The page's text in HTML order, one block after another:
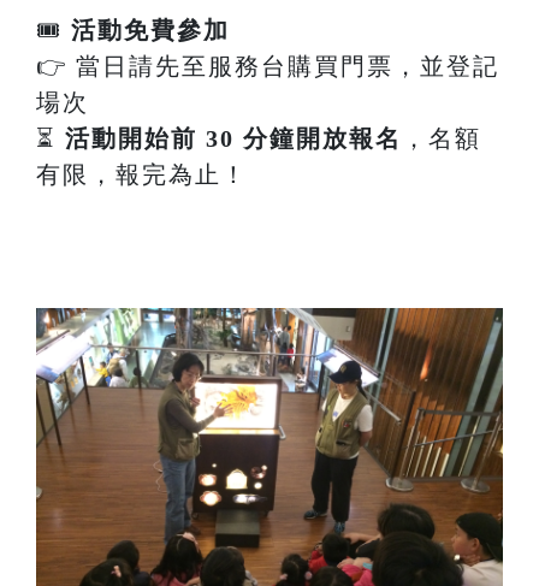
🎟 活動免費參加
👉 當日請先至服務台購買門票，並登記
場次
⏳ 活動開始前 30 分鐘開放報名 ，名額
有限，報完為止！